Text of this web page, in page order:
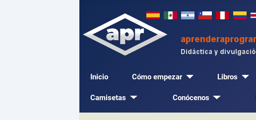
Inicio Cómo empezar Libros
Camisetas Conócenos